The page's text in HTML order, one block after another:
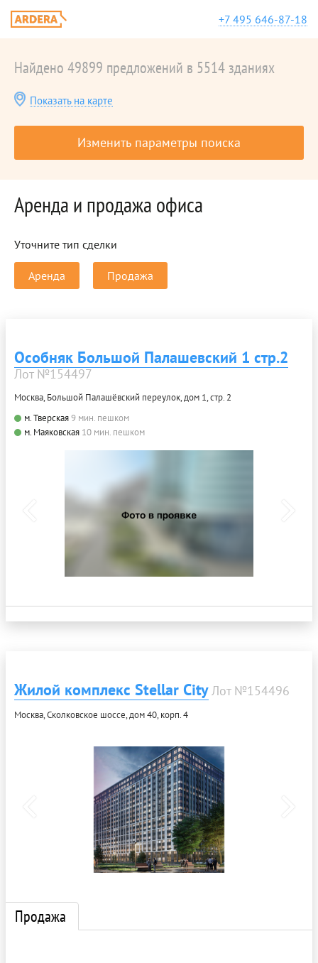
+7 495 646-87-18
Найдено 49899 предложений в 5514 зданиях
Показать на карте
Изменить параметры поиска
Аренда и продажа офиса
Уточните тип сделки
Аренда Продажа
Особняк Большой Палашевский 1 стр.2
Лот №154497
Москва, Большой Палашёвский переулок, дом 1, стр. 2
м. Тверская9 мин. пешком
м. Маяковская 10 мин. пешком
Жилой комплекс Stellar CityЛот №154496
Москва, Сколковское шоссе, дом 40, корп. 4
Продажа